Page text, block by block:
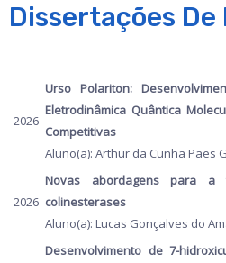
Dissertações De
2026
Urso Polariton:
Eletrodinâmica Quântica
Competitivas
Aluno(a): Arthur da Cunha Paes
2026
Novas abordagens para a
colinesterases
Aluno(a): Lucas Gonçalves do
Desenvolvimento de 7-